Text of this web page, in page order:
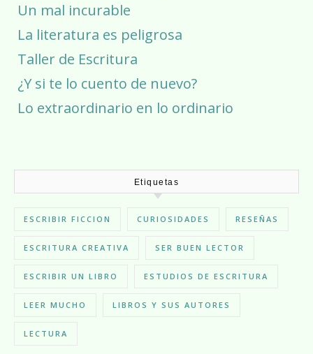
Un mal incurable
La literatura es peligrosa
Taller de Escritura
¿Y si te lo cuento de nuevo?
Lo extraordinario en lo ordinario
Etiquetas
ESCRIBIR FICCION CURIOSIDADES RESEÑAS
ESCRITURA CREATIVA SER BUEN LECTOR
ESCRIBIR UN LIBRO ESTUDIOS DE ESCRITURA
LEER MUCHO LIBROS Y SUS AUTORES
LECTURA